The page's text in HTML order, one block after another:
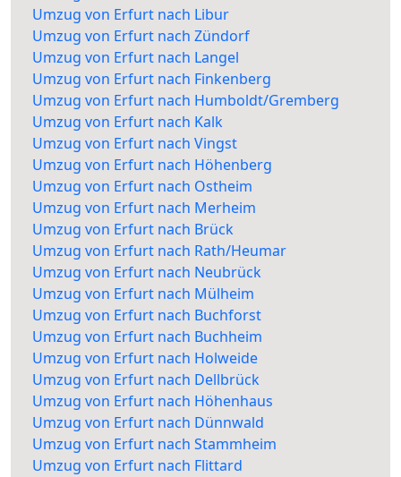
Umzug von Erfurt nach Libur
Umzug von Erfurt nach Zündorf
Umzug von Erfurt nach Langel
Umzug von Erfurt nach Finkenberg
Umzug von Erfurt nach Humboldt/Gremberg
Umzug von Erfurt nach Kalk
Umzug von Erfurt nach Vingst
Umzug von Erfurt nach Höhenberg
Umzug von Erfurt nach Ostheim
Umzug von Erfurt nach Merheim
Umzug von Erfurt nach Brück
Umzug von Erfurt nach Rath/Heumar
Umzug von Erfurt nach Neubrück
Umzug von Erfurt nach Mülheim
Umzug von Erfurt nach Buchforst
Umzug von Erfurt nach Buchheim
Umzug von Erfurt nach Holweide
Umzug von Erfurt nach Dellbrück
Umzug von Erfurt nach Höhenhaus
Umzug von Erfurt nach Dünnwald
Umzug von Erfurt nach Stammheim
Umzug von Erfurt nach Flittard